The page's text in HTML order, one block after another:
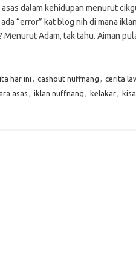
e
k
e
n
t
ar
e
dalam kehidupan menurut
“error” kat blog nih di mana
Adam, tak tahu. Aiman
har ini , cashout nuffnang , cerita
asas , iklan nuffnang , kelakar,